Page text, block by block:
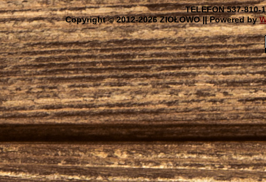
TELEFON 537-810-
Copyright © 2012-2026 ZIOŁOWO || Powered by